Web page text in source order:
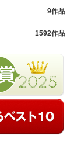
9作品
1592作品